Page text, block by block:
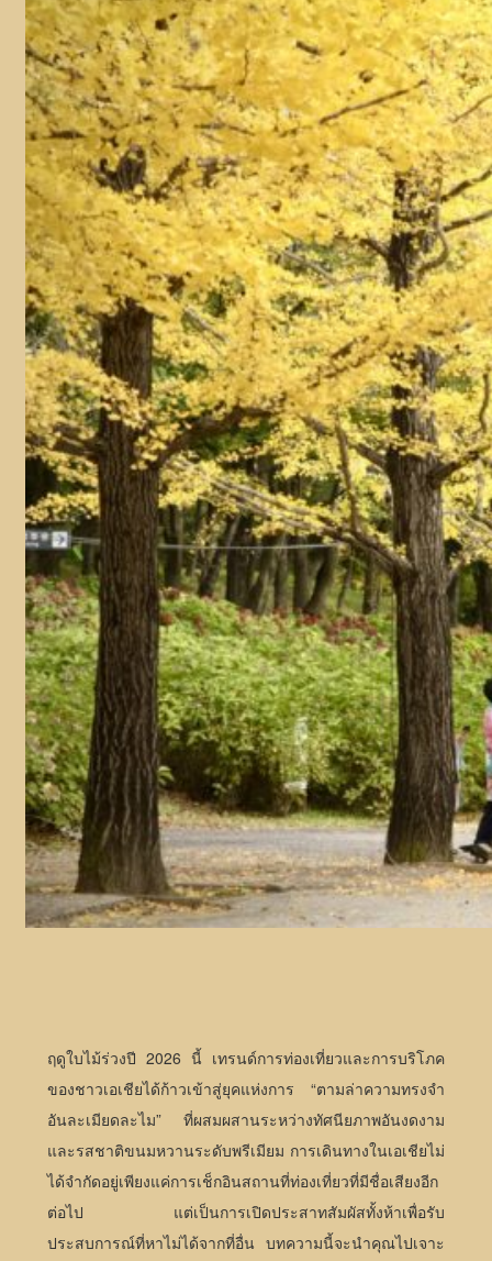
ฤดูใบไม้ร่วงปี 2026 นี้ เทรนด์การท่องเที่ยวและการบริโภค
ของชาวเอเชียได้ก้าวเข้าสู่ยุคแห่งการ “ตามล่าความทรงจำ
อันละเมียดละไม” ที่ผสมผสานระหว่างทัศนียภาพอันงดงาม
และรสชาติขนมหวานระดับพรีเมียม การเดินทางในเอเชียไม่
ได้จำกัดอยู่เพียงแค่การเช็กอินสถานที่ท่องเที่ยวที่มีชื่อเสียงอีก
ต่อไป แต่เป็นการเปิดประสาทสัมผัสทั้งห้าเพื่อรับ
ประสบการณ์ที่หาไม่ได้จากที่อื่น บทความนี้จะนำคุณไปเจาะ